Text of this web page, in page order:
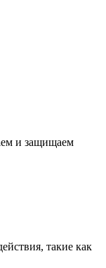
и защищаем
такие как